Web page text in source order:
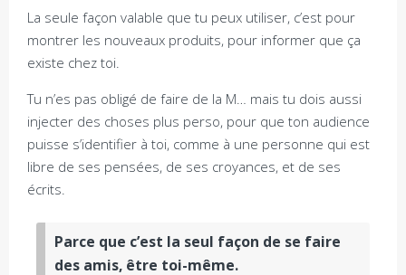
La seule façon valable que tu peux utiliser, c’est pour
montrer les nouveaux produits, pour informer que ça
existe chez toi.
Tu n’es pas obligé de faire de la M… mais tu dois aussi
injecter des choses plus perso, pour que ton audience
puisse s’identifier à toi, comme à une personne qui est
libre de ses pensées, de ses croyances, et de ses
écrits.
Parce que c’est la seul façon de se faire
des amis, être toi-même.